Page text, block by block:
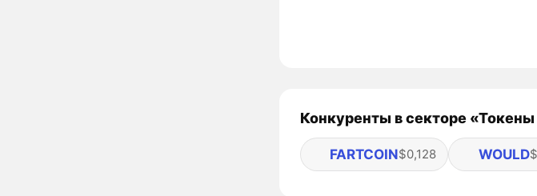
Конкуренты в секторе
FARTCOIN$0,128 WOULD